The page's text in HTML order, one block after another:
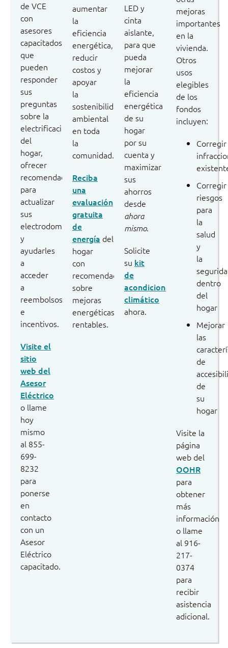
de VCE
con
asesores
capacitados
que
pueden
responder
sus
preguntas
sobre la
electrificación
del
hogar,
ofrecer
recomendaciones
para
actualizar
sus
electrodomésticos
y
ayudarles
a
acceder
a
reembolsos
e
incentivos.
Visite el
sitio
web del
Asesor
Eléctrico
o llame
hoy
mismo
al 855-
699-
8232
para
ponerse
en
contacto
con un
Asesor
Eléctrico
capacitado.
aumentar
la
eficiencia
energética,
reducir
costos y
apoyar
la
sostenibilidad
ambiental
en toda
la
comunidad.
Reciba
una
evaluación
gratuita
de
energía del
hogar
con
recomendaciones
sobre
mejoras
energéticas
rentables.
LED y
cinta
aislante,
para que
pueda
mejorar
la
eficiencia
energética
de su
hogar
por su
cuenta y
maximizar
sus
ahorros
desde
ahora
mismo.
Solicite
su kit
de
acondicionamiento
climático
ahora.
mejoras
importantes
en la
vivienda.
Otros
usos
elegibles
de los
fondos
incluyen:
Corregir
Corregir
riesgos
para
la
salud
y
la
dentro
del
hogar
Mejorar
las
de
de
su
hogar
Visite la
página
web del
OOHR
para
obtener
más
información
o llame
al 916-
217-
0374
para
recibir
asistencia
adicional.